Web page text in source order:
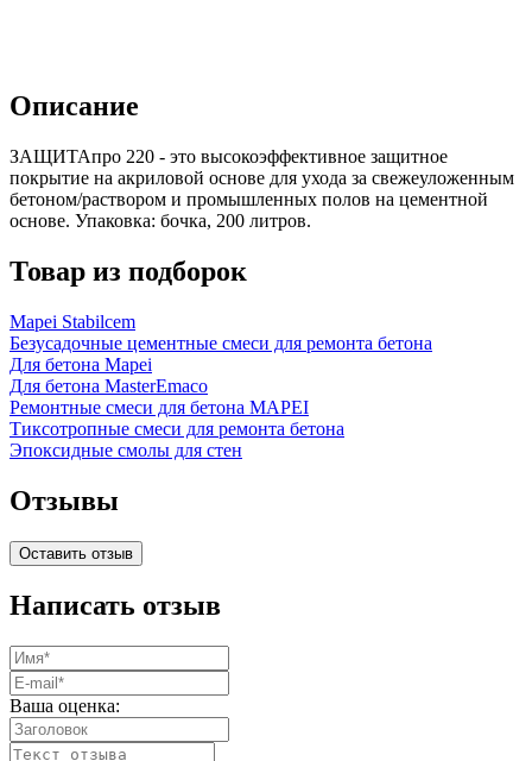
Описание
ЗАЩИТАпро 220 - это высокоэффективное защитное
покрытие на акриловой основе для ухода за свежеуложенным
бетоном/раствором и промышленных полов на цементной
основе. Упаковка: бочка, 200 литров.
Товар из подборок
Mapei Stabilcem
Безусадочные цементные смеси для ремонта бетона
Для бетона Mapei
Для бетона MasterEmaco
Ремонтные смеси для бетона MAPEI
Тиксотропные смеси для ремонта бетона
Эпоксидные смолы для стен
Отзывы
Оставить отзыв
Написать отзыв
Ваша оценка: